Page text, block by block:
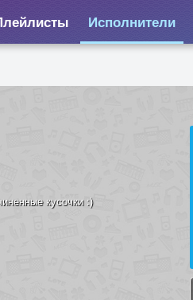
Исполнители
кусочки :)